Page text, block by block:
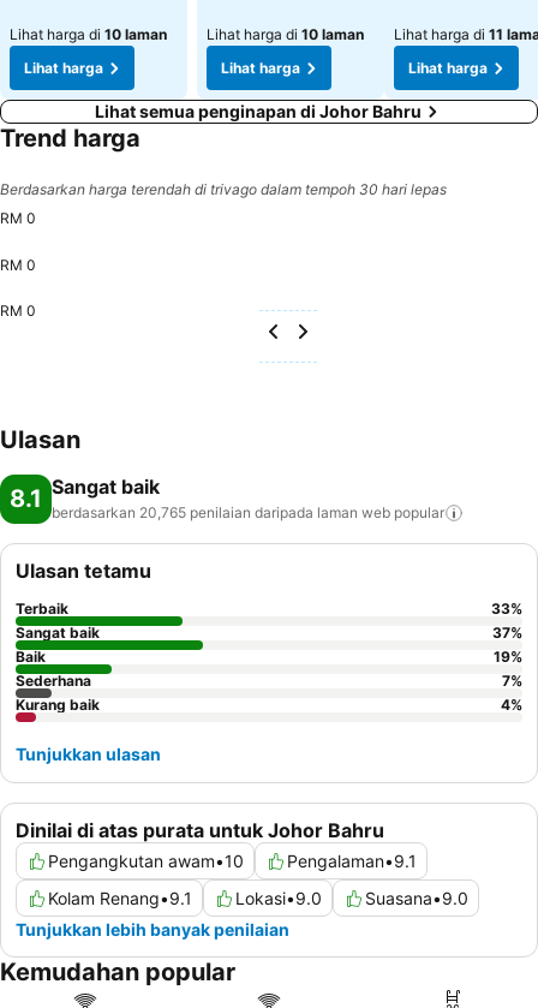
Lihat harga di 10 laman
Lihat harga
Lihat harga di 10 laman
Lihat harga
Lihat harga di 11
Lihat harga
Lihat semua penginapan di Johor Bahru
Trend harga
Berdasarkan harga terendah di trivago dalam tempoh 30 hari lepas
RM 0
RM 0
RM 0
Ulasan
8.1 Sangat baik
berdasarkan 20,765 penilaian daripada laman web popular
Dinilai di atas purata untuk Johor Bahru
Pengangkutan awam•10 Pengalaman•9.1
Kolam Renang•9.1 Lokasi•9.0 Suasana•9.0
Tunjukkan lebih banyak penilaian
Ulasan tetamu
Terbaik 33%
Sangat baik
37%
Baik
19%
Sederhana
7%
Kurang baik
4%
Tunjukkan ulasan
Kemudahan popular